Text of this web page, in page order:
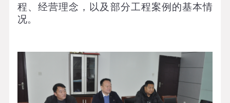
程、经营理念，以及部分工程案例的基本情
况。